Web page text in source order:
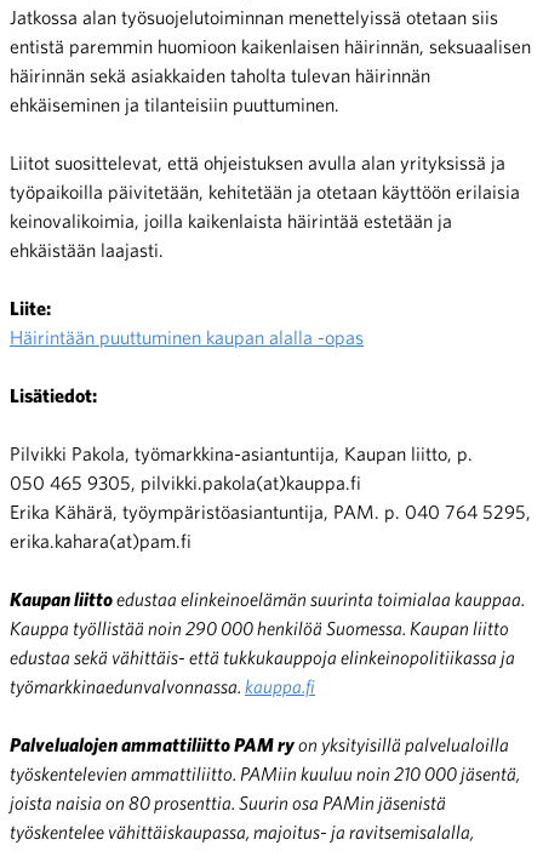
Jatkossa alan työsuojelutoiminnan menettelyissä otetaan siis
entistä paremmin huomioon kaikenlaisen häirinnän, seksuaalisen
häirinnän sekä asiakkaiden taholta tulevan häirinnän
ehkäiseminen ja tilanteisiin puuttuminen.
Liitot suosittelevat, että ohjeistuksen avulla alan yrityksissä ja
työpaikoilla päivitetään, kehitetään ja otetaan käyttöön erilaisia
keinovalikoimia, joilla kaikenlaista häirintää estetään ja
ehkäistään laajasti.
Liite:
Häirintään puuttuminen kaupan alalla -opas
Lisätiedot:
Pilvikki Pakola, työmarkkina-asiantuntija, Kaupan liitto, p.
050 465 9305, pilvikki.pakola(at)kauppa.fi
Erika Kähärä, työympäristöasiantuntija, PAM. p. 040 764 5295,
erika.kahara(at)pam.fi
Kaupan liittoedustaa elinkeinoelämän suurinta toimialaa kauppaa.
Kauppa työllistää noin 290 000 henkilöä Suomessa. Kaupan liitto
edustaa sekä vähittäis- että tukkukauppoja elinkeinopolitiikassa ja
työmarkkinaedunvalvonnassa. kauppa.fi
Palvelualojen ammattiliitto PAM ryon yksityisillä palvelualoilla
työskentelevien ammattiliitto. PAMiin kuuluu noin 210 000 jäsentä,
joista naisia on 80 prosenttia. Suurin osa PAMin jäsenistä
työskentelee vähittäiskaupassa, majoitus- ja ravitsemisalalla,